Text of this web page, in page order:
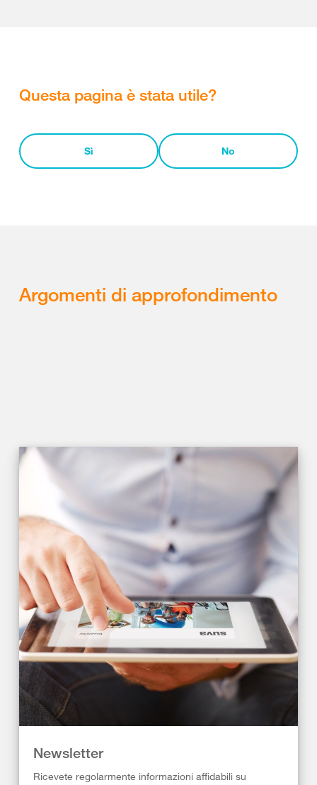
Questa pagina è stata utile?
Sì No
Argomenti di approfondimento
Newsletter
Ricevete regolarmente informazioni affidabili su